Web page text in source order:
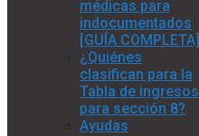
médicas para
indocumentados
[GUÍA COMPLETA]
¿Quiénes
clasifican para la
Tabla de ingresos
para sección 8?
Ayudas